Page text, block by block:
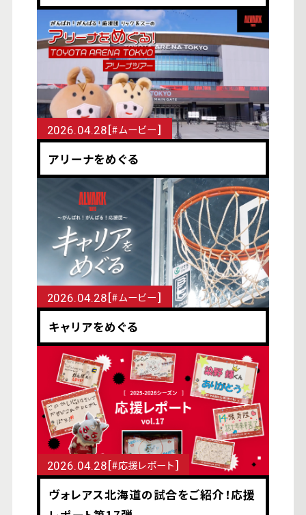
2026.04.28[#ムービー]
アリーナをめぐる
2026.04.28[#ムービー]
キャリアをめぐる
2026.04.28[#応援レポート]
ヴォレアス北海道の試合をご紹介！応援